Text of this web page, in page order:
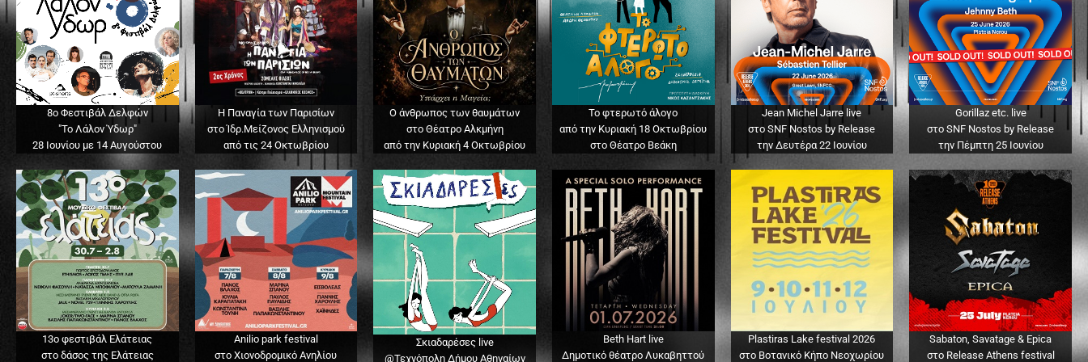
8ο Φεστιβάλ Δελφών
"Το Λάλον Ύδωρ"
28 Ιουνίου με 14 Αυγούστου
Η Παναγία των Παρισίων
στο Ίδρ.Μείζονος Ελληνισμού
από τις 24 Οκτωβρίου
Ο άνθρωπος των θαυμάτων
στο Θέατρο Αλκμήνη
από την Κυριακή 4 Οκτωβρίου
Το φτερωτό άλογο
από την Κυριακή 18 Οκτωβρίου
στο Θέατρο Βεάκη
Jean Michel Jarre live
στο SNF Nostos by Release
την Δευτέρα 22 Ιουνίου
Gorillaz etc. live
στο SNF Nostos by Release
την Πέμπτη 25 Ιουνίου
13o φεστιβάλ Ελάτειας
στο δάσος της Ελάτειας
Anilio park festival
στο Χιονοδρομικό Ανηλίου
Σκιαδαρέσες live
@Τεχνόπολη Δήμου Αθηναίων
Beth Hart live
Δημοτικό θέατρο Λυκαβηττού
Plastiras Lake festival 2026
στο Βοτανικό Κήπο Νεοχωρίου
Sabaton, Savatage & Epica
στο Release Athens festival